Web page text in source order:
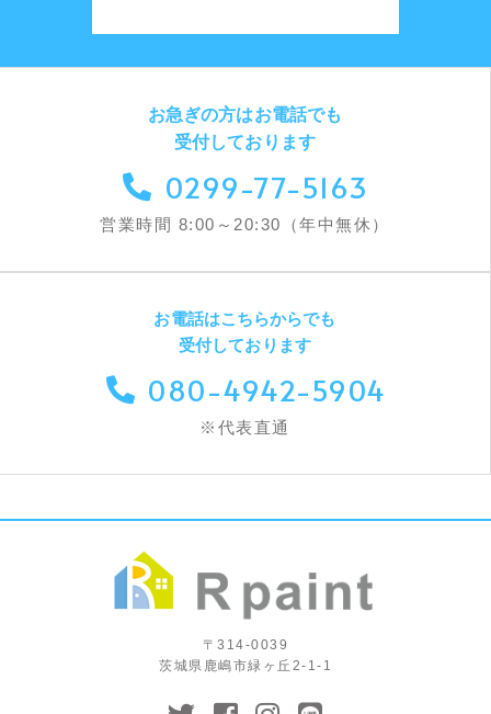
お急ぎの方はお電話でも
受付しております
0299-77-5163
営業時間 8:00～20:30（年中無休）
お電話はこちらからでも
受付しております
080-4942-5904
※代表直通
〒314-0039
茨城県鹿嶋市緑ヶ丘2-1-1